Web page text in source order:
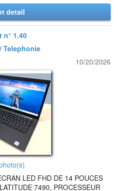
detail
n° 1.40
Telephonie
10/20/2026
LED FHD DE 14 POUCES
7490, PROCESSEUR